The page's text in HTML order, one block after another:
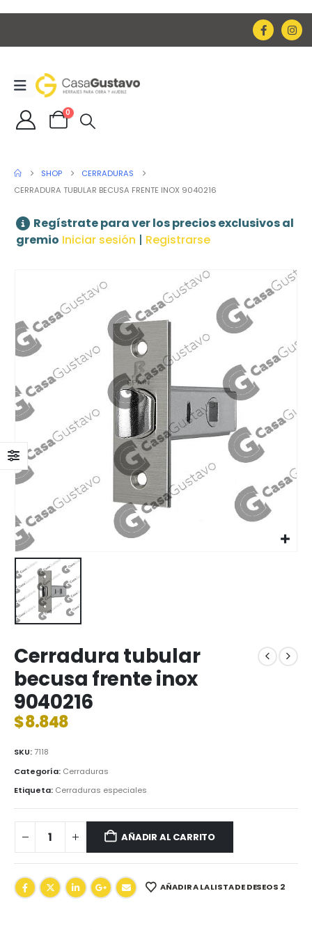
0
SHOP
CERRADURAS
CERRADURA TUBULAR BECUSA FRENTE INOX 9040216
Regístrate para ver los precios exclusivos al
gremio Iniciar sesión | Registrarse
Cerradura tubular
becusa frente inox
9040216
$8.848
SKU:7118
Categoría: Cerraduras
Etiqueta: Cerraduras especiales
AÑADIR AL CARRITO
AÑADIR A LA LISTA DE DESEOS 2